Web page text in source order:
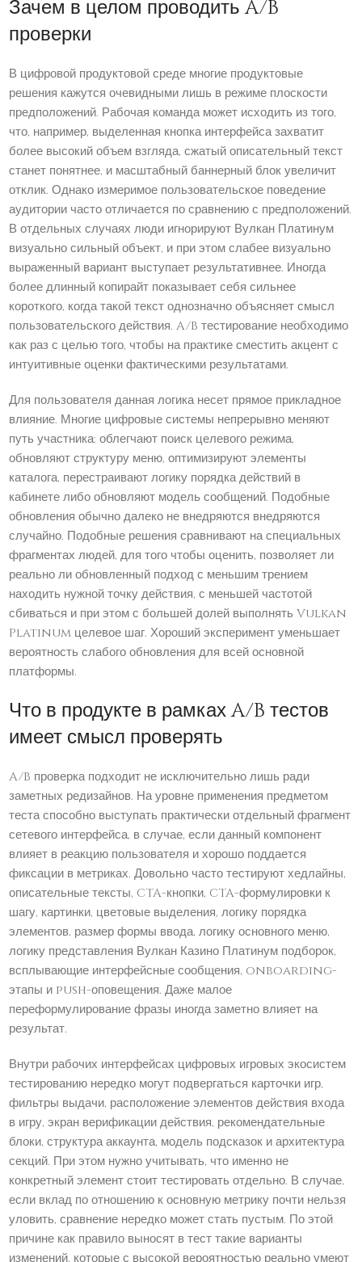
Зачем в целом проводить A/B
проверки
В цифровой продуктовой среде многие продуктовые
решения кажутся очевидными лишь в режиме плоскости
предположений. Рабочая команда может исходить из того,
что, например, выделенная кнопка интерфейса захватит
более высокий объем взгляда, сжатый описательный текст
станет понятнее, и масштабный баннерный блок увеличит
отклик. Однако измеримое пользовательское поведение
аудитории часто отличается по сравнению с предположений.
В отдельных случаях люди игнорируют Вулкан Платинум
визуально сильный объект, и при этом слабее визуально
выраженный вариант выступает результативнее. Иногда
более длинный копирайт показывает себя сильнее
короткого, когда такой текст однозначно объясняет смысл
пользовательского действия. A/B тестирование необходимо
как раз с целью того, чтобы на практике сместить акцент с
интуитивные оценки фактическими результатами.
Для пользователя данная логика несет прямое прикладное
влияние. Многие цифровые системы непрерывно меняют
путь участника: облегчают поиск целевого режима,
обновляют структуру меню, оптимизируют элементы
каталога, перестраивают логику порядка действий в
кабинете либо обновляют модель сообщений. Подобные
обновления обычно далеко не внедряются внедряются
случайно. Подобные решения сравнивают на специальных
фрагментах людей, для того чтобы оценить, позволяет ли
реально ли обновленный подход с меньшим трением
находить нужной точку действия, с меньшей частотой
сбиваться и при этом с большей долей выполнять Vulkan
Platinum целевое шаг. Хороший эксперимент уменьшает
вероятность слабого обновления для всей основной
платформы.
Что в продукте в рамках A/B тестов
имеет смысл проверять
A/B проверка подходит не исключительно лишь ради
заметных редизайнов. На уровне применения предметом
теста способно выступать практически отдельный фрагмент
сетевого интерфейса, в случае, если данный компонент
влияет в реакцию пользователя и хорошо поддается
фиксации в метриках. Довольно часто тестируют хедлайны,
описательные тексты, CTA-кнопки, CTA-формулировки к
шагу, картинки, цветовые выделения, логику порядка
элементов, размер формы ввода, логику основного меню,
логику представления Вулкан Казино Платинум подборок,
всплывающие интерфейсные сообщения, onboarding-
этапы и push-оповещения. Даже малое
переформулирование фразы иногда заметно влияет на
результат.
Внутри рабочих интерфейсах цифровых игровых экосистем
тестированию нередко могут подвергаться карточки игр,
фильтры выдачи, расположение элементов действия входа
в игру, экран верификации действия, рекомендательные
блоки, структура аккаунта, модель подсказок и архитектура
секций. При этом нужно учитывать, что именно не
конкретный элемент стоит тестировать отдельно. В случае,
если вклад по отношению к основную метрику почти нельзя
уловить, сравнение нередко может стать пустым. По этой
причине как правило выносят в тест такие варианты